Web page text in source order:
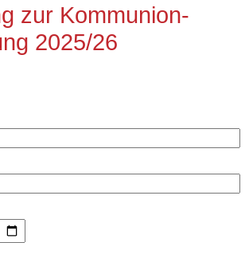
zur Kommunion-
2025/26